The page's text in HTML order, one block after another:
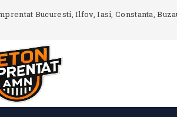
Bucuresti, Ilfov, Iasi, Constanta,